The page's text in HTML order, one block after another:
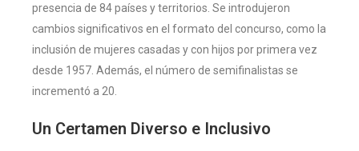
presencia de 84 países y territorios. Se introdujeron
cambios significativos en el formato del concurso, como la
inclusión de mujeres casadas y con hijos por primera vez
desde 1957. Además, el número de semifinalistas se
incrementó a 20​​.
Un Certamen Diverso e Inclusivo